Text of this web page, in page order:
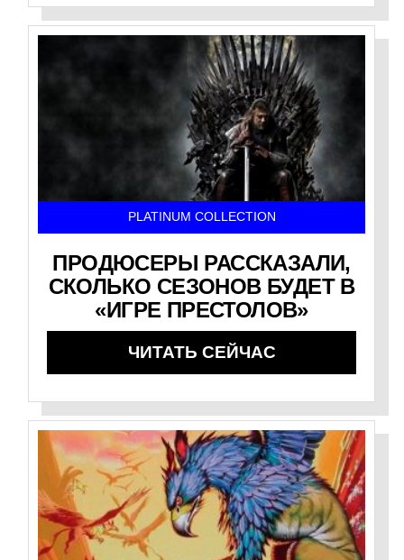
PLATINUM COLLECTION
ПРОДЮСЕРЫ РАССКАЗАЛИ,
СКОЛЬКО СЕЗОНОВ БУДЕТ В
«ИГРЕ ПРЕСТОЛОВ»
ЧИТАТЬ СЕЙЧАС